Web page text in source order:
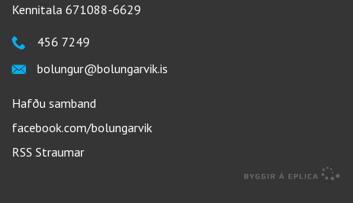
Kennitala 671088-6629
456 7249
bolungur@bolungarvik.is
Hafðu samband
facebook.com/bolungarvik
RSS Straumar